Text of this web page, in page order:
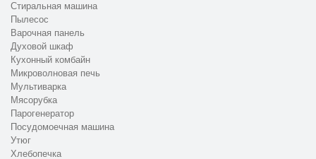
Стиральная машина
Пылесос
Варочная панель
Духовой шкаф
Кухонный комбайн
Микроволновая печь
Мультиварка
Мясорубка
Парогенератор
Посудомоечная машина
Утюг
Хлебопечка